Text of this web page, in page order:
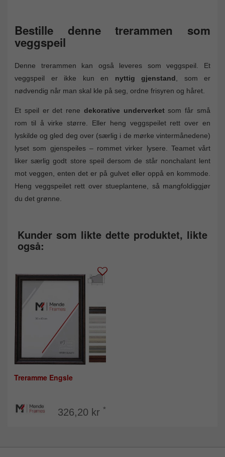
Bestille denne trerammen som
veggspeil
Denne trerammen kan også leveres som veggspeil. Et
veggspeil er ikke kun en nyttig gjenstand, som er
nødvendig når man skal kle på seg, ordne frisyren og håret.
Et speil er det rene dekorative underverketsom får små
rom til å virke større. Eller heng veggspeilet rett over en
lyskilde og gled deg over (særlig i de mørke vintermånedene)
lyset som gjenspeiles – rommet virker lysere. Teamet vårt
liker særlig godt store speil dersom de står nonchalant lent
mot veggen, enten det er på gulvet eller oppå en kommode.
Heng veggspeilet rett over stueplantene, så mangfoldiggjør
du det grønne.
Kunder som likte dette produktet, likte
også:
Treramme Engsle
326,20 kr *